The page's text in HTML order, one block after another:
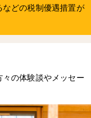
どの税制優遇措置が
の体験談やメッセー